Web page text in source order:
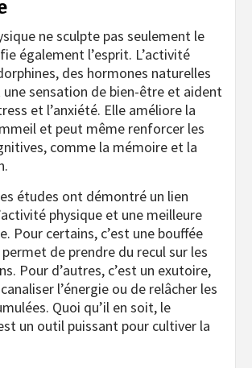
ne sculpte pas seulement le
également l’esprit. L’activité
des hormones naturelles
sensation de bien-être et aident
et l’anxiété. Elle améliore la
et peut même renforcer les
comme la mémoire et la
études ont démontré un lien
physique et une meilleure
Pour certains, c’est une bouffée
de prendre du recul sur les
Pour d’autres, c’est un exutoire,
l’énergie ou de relâcher les
Quoi qu’il en soit, le
un outil puissant pour cultiver la